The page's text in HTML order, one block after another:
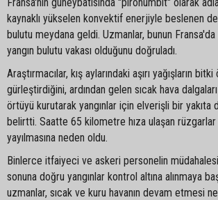
kaynaklı yükselen konvektif enerjiyle beslenen
bulutu meydana geldi. Uzmanlar, bunun
yangın bulutu vakası olduğunu doğruladı.
Araştırmacılar, kış aylarındaki aşırı yağışların
gürleştirdiğini, ardından gelen sıcak hava
örtüyü kurutarak yangınlar için elverişli bir yakıta
belirtti. Saatte 65 kilometre hıza ulaşan rüzgarlar
yayılmasına neden oldu.
Binlerce itfaiyeci ve askeri personelin
sonuna doğru yangınlar kontrol altına alınmaya
uzmanlar, sıcak ve kuru havanın devam etmesi